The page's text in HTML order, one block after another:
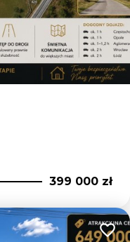
399 000 zł